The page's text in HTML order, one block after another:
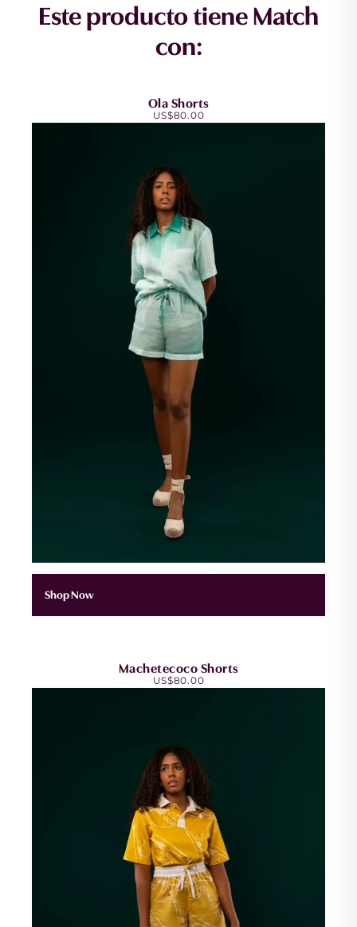
Este producto tiene Match
con:
Ola Shorts
US$80.00
Shop Now
Machetecoco Shorts
US$80.00